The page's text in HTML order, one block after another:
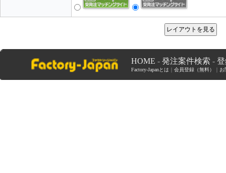
HOME - 発注案件検索 -
Factory-Japanとは 会員登録（無料） お